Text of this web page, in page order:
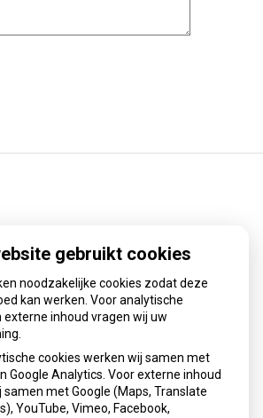
mogen voorschrijven,
geen vergeten ziekte meer: aantal
betekent zonder
weer gewichtstoename
gebruikt cookies
noodzakelijke cookies zodat deze
kan werken. Voor analytische
externe inhoud vragen wij uw
cookies werken wij samen met
Google Analytics. Voor externe inhoud
samen met Google (Maps, Translate
YouTube, Vimeo, Facebook,